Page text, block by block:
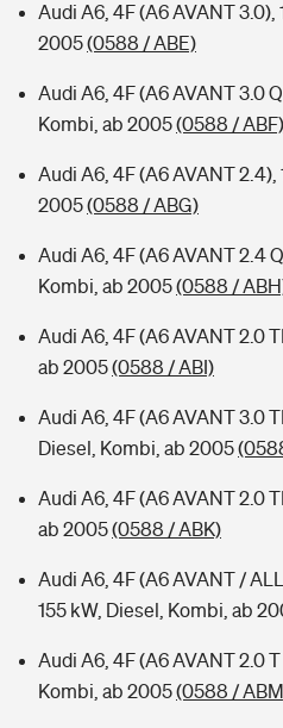
Audi A6, 4F (A6 AVANT
2005(0588 / ABE)
Audi A6, 4F (A6 AVANT 3.0
Kombi, ab 2005(0588 / ABF)
Audi A6, 4F (A6 AVANT
2005(0588 / ABG)
Audi A6, 4F (A6 AVANT 2.4
Kombi, ab 2005(0588 /
Audi A6, 4F (A6 AVANT 2.0
ab 2005(0588 / ABI)
Audi A6, 4F (A6 AVANT 3.0
Diesel, Kombi, ab 2005
Audi A6, 4F (A6 AVANT 2.0
ab 2005(0588 / ABK)
Audi A6, 4F (A6 AVANT /
155 kW, Diesel, Kombi, ab
Audi A6, 4F (A6 AVANT 2.0 T
Kombi, ab 2005(0588 /